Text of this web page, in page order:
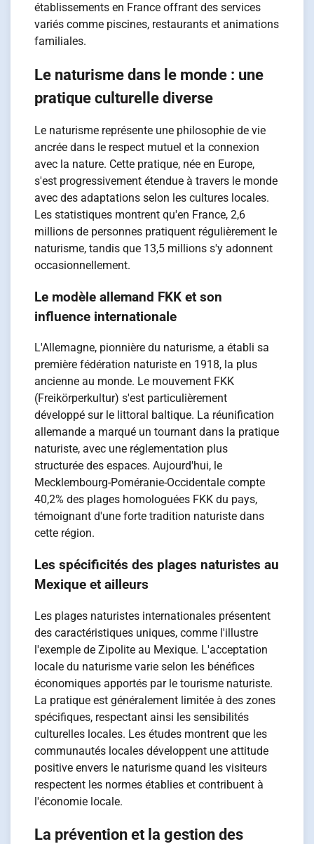
établissements en France offrant des services
variés comme piscines, restaurants et animations
familiales.
Le naturisme dans le monde : une
pratique culturelle diverse
Le naturisme représente une philosophie de vie
ancrée dans le respect mutuel et la connexion
avec la nature. Cette pratique, née en Europe,
s'est progressivement étendue à travers le monde
avec des adaptations selon les cultures locales.
Les statistiques montrent qu'en France, 2,6
millions de personnes pratiquent régulièrement le
naturisme, tandis que 13,5 millions s'y adonnent
occasionnellement.
Le modèle allemand FKK et son
influence internationale
L'Allemagne, pionnière du naturisme, a établi sa
première fédération naturiste en 1918, la plus
ancienne au monde. Le mouvement FKK
(Freikörperkultur) s'est particulièrement
développé sur le littoral baltique. La réunification
allemande a marqué un tournant dans la pratique
naturiste, avec une réglementation plus
structurée des espaces. Aujourd'hui, le
Mecklembourg-Poméranie-Occidentale compte
40,2% des plages homologuées FKK du pays,
témoignant d'une forte tradition naturiste dans
cette région.
Les spécificités des plages naturistes au
Mexique et ailleurs
Les plages naturistes internationales présentent
des caractéristiques uniques, comme l'illustre
l'exemple de Zipolite au Mexique. L'acceptation
locale du naturisme varie selon les bénéfices
économiques apportés par le tourisme naturiste.
La pratique est généralement limitée à des zones
spécifiques, respectant ainsi les sensibilités
culturelles locales. Les études montrent que les
communautés locales développent une attitude
positive envers le naturisme quand les visiteurs
respectent les normes établies et contribuent à
l'économie locale.
La prévention et la gestion des